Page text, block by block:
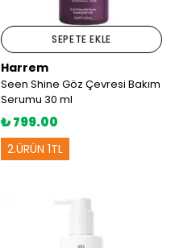
SEPETE EKLE
Harrem
Seen Shine Göz Çevresi Bakım
Serumu 30 ml
₺ 799.00
2.ÜRÜN 1TL